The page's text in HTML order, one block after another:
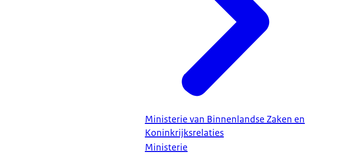
Ministerie van Binnenlandse Zaken en
Koninkrijksrelaties
Ministerie